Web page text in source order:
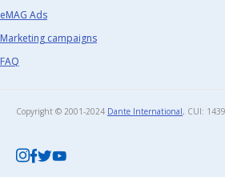
eMAG Ads
Marketing campaigns
FAQ
Copyright © 2001-2024 Dante International, CUI: